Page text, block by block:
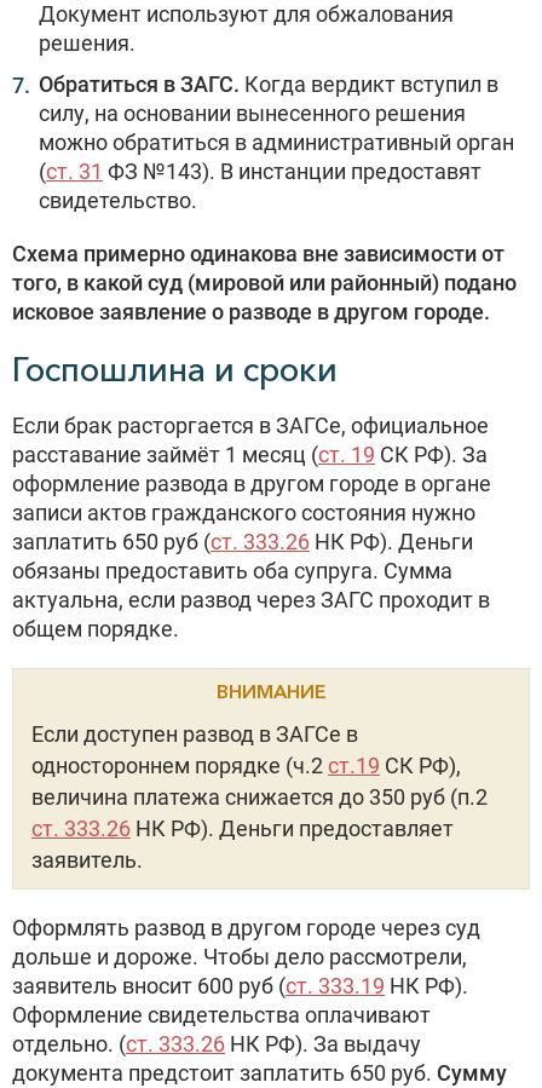
Документ используют для обжалования
решения.
Обратиться в ЗАГС. Когда вердикт вступил в
силу, на основании вынесенного решения
можно обратиться в административный орган
(ст. 31 ФЗ №143). В инстанции предоставят
свидетельство.
Схема примерно одинакова вне зависимости от
того, в какой суд (мировой или районный) подано
исковое заявление о разводе в другом городе.
Госпошлина и сроки
Если брак расторгается в ЗАГСе, официальное
расставание займёт 1 месяц (ст. 19 СК РФ). За
оформление развода в другом городе в органе
записи актов гражданского состояния нужно
заплатить 650 руб (ст. 333.26 НК РФ). Деньги
обязаны предоставить оба супруга. Сумма
актуальна, если развод через ЗАГС проходит в
общем порядке.
ВНИМАНИЕ
Если доступен развод в ЗАГСе в
одностороннем порядке (ч.2ст.19 СК РФ),
величина платежа снижается до 350 руб (п.2
ст. 333.26 НК РФ). Деньги предоставляет
заявитель.
Оформлять развод в другом городе через суд
дольше и дороже. Чтобы дело рассмотрели,
заявитель вносит 600 руб (ст. 333.19 НК РФ).
Оформление свидетельства оплачивают
отдельно. (ст. 333.26 НК РФ). За выдачу
документа предстоит заплатить 650 руб. Сумму